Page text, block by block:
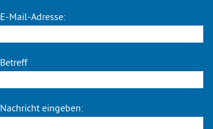
E-Mail-Adresse:
Betreff
Nachricht eingeben: